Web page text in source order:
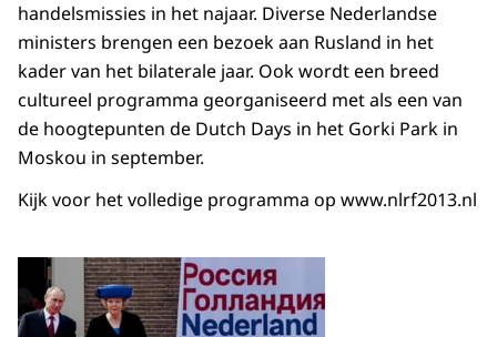
handelsmissies in het najaar. Diverse Nederlandse
ministers brengen een bezoek aan Rusland in het
kader van het bilaterale jaar. Ook wordt een breed
cultureel programma georganiseerd met als een van
de hoogtepunten de Dutch Days in het Gorki Park in
Moskou in september.
Kijk voor het volledige programma op www.nlrf2013.nl
Open de galerij in vergrote